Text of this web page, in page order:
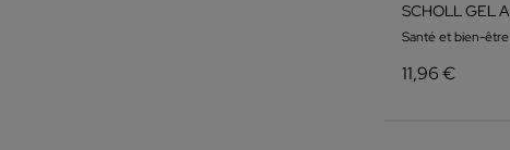
Santé et bien-être
11,96 €